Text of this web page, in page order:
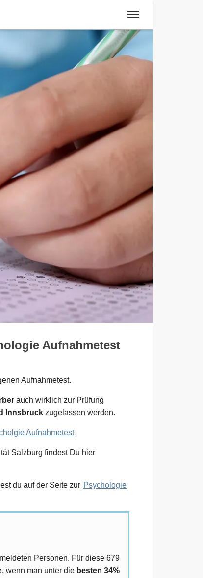
Aufnahmetest
Aufnahmetest.
auch wirklich zur Prüfung
Innsbruck zugelassen werden.
Aufnahmetest.
Salzburg findest Du hier
du auf der Seite zur Psychologie
Personen. Für diese 679
wenn man unter die besten 34%